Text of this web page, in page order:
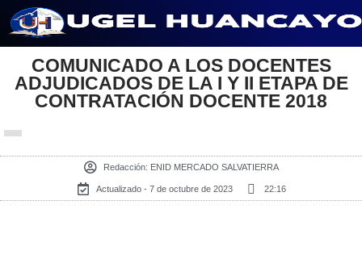
contenido
COMUNICADO A LOS DOCENTES
ADJUDICADOS DE LA I Y II ETAPA DE
CONTRATACIÓN DOCENTE 2018
Redacción: ENID MERCADO SALVATIERRA
Actualizado - 7 de octubre de 2023 22:16